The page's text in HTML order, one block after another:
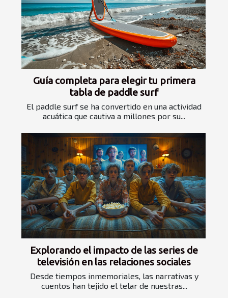
Guía completa para elegir tu primera
tabla de paddle surf
El paddle surf se ha convertido en una actividad
acuática que cautiva a millones por su...
Explorando el impacto de las series de
televisión en las relaciones sociales
Desde tiempos inmemoriales, las narrativas y
cuentos han tejido el telar de nuestras...